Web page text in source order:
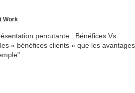
Work